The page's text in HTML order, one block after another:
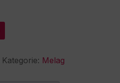
l
e
r
Kategorie: Melag